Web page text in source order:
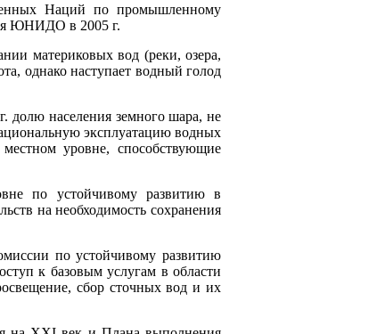
Наций по промышленному
ЮНИДО в 2005 г.
материковых вод (реки, озера,
однако наступает водный голод
долю населения земного шара, не
эксплуатацию водных
местном уровне, способствующие
по устойчивому развитию в
на необходимость сохранения
по устойчивому развитию
к базовым услугам в области
сбор сточных вод и их